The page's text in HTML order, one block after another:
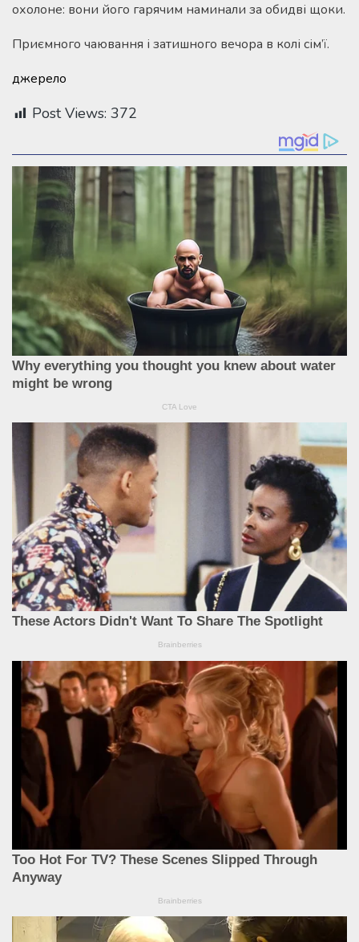
охолоне: вони його гарячим наминали за обидві щоки.
Приємного чаювання і затишного вечора в колі сім’ї.
джерело
Post Views: 372